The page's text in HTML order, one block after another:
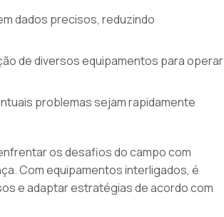
dados precisos, reduzindo
de diversos equipamentos para operar
problemas sejam rapidamente
os desafios do campo com
Com equipamentos interligados, é
e adaptar estratégias de acordo com